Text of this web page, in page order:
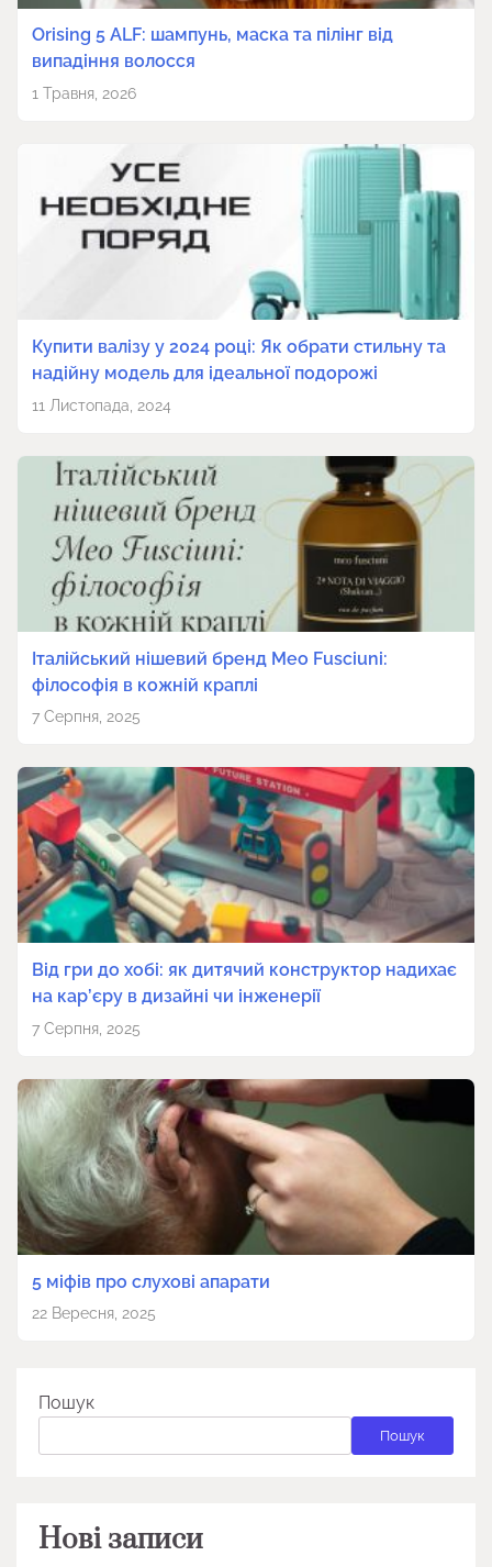
Orising 5 ALF: шампунь, маска та пілінг від
випадіння волосся
1 Травня, 2026
Купити валізу у 2024 році: Як обрати стильну та
надійну модель для ідеальної подорожі
11 Листопада, 2024
Італійський нішевий бренд Meo Fusciuni:
філософія в кожній краплі
7 Серпня, 2025
Від гри до хобі: як дитячий конструктор надихає
на кар’єру в дизайні чи інженерії
7 Серпня, 2025
5 міфів про слухові апарати
22 Вересня, 2025
Пошук
Пошук
Нові записи